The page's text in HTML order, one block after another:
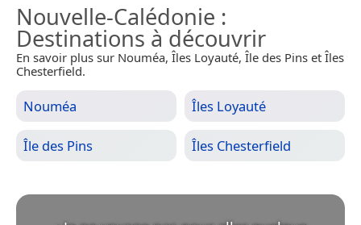
Nouvelle-Calédonie :
Destinations à découvrir
En savoir plus sur Nouméa, Îles Loyauté, Île des Pins et Îles
Chesterfield.
Nouméa Îles Loyauté
Île des Pins Îles Chesterfield